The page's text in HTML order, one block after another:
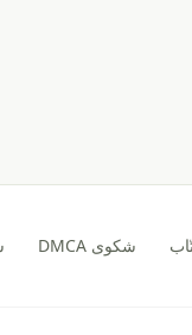
شكوى DMCA